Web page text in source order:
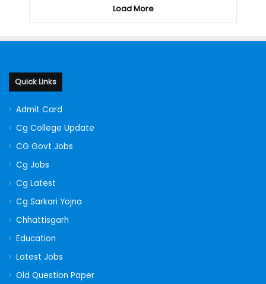
Load More
Quick Links
Admit Card
Cg College Update
CG Govt Jobs
Cg Jobs
Cg Latest
Cg Sarkari Yojna
Chhattisgarh
Education
Latest Jobs
Old Question Paper